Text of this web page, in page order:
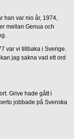
han var nio år, 1974,
mellan Genua och
var vi tillbaka i Sverige.
jag sakna vad ett ord
Grive hade gått i
jobbade på Svenska